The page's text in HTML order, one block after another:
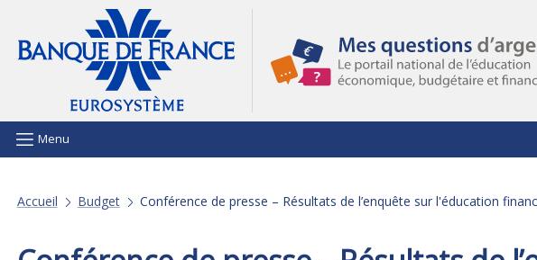
Aller au contenu principal
Menu
Accueil Budget Conférence de presse – Résultats de l’enquête sur l'éducation